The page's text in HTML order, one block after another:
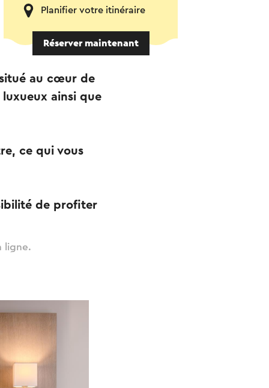
Planifier votre itinéraire
Réserver maintenant
au cœur de
ainsi que
ce qui vous
de profiter
ligne.